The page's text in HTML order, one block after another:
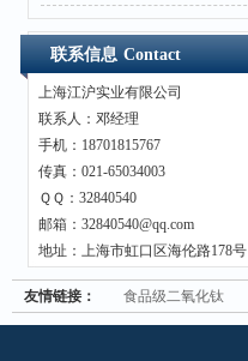
联系信息 Contact
上海江沪实业有限公司
联系人：邓经理
手机：18701815767
传真：021-65034003
ＱＱ：32840540
邮箱：32840540@qq.com
地址：上海市虹口区海伦路178号
友情链接： 食品级二氧化钛